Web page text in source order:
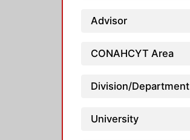
Advisor
CONAHCYT Area
Division/Department
University